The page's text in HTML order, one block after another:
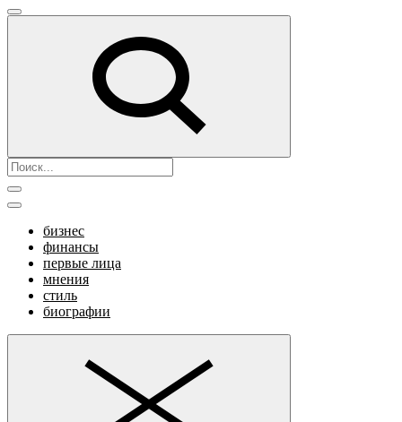
бизнес
финансы
первые лица
мнения
стиль
биографии